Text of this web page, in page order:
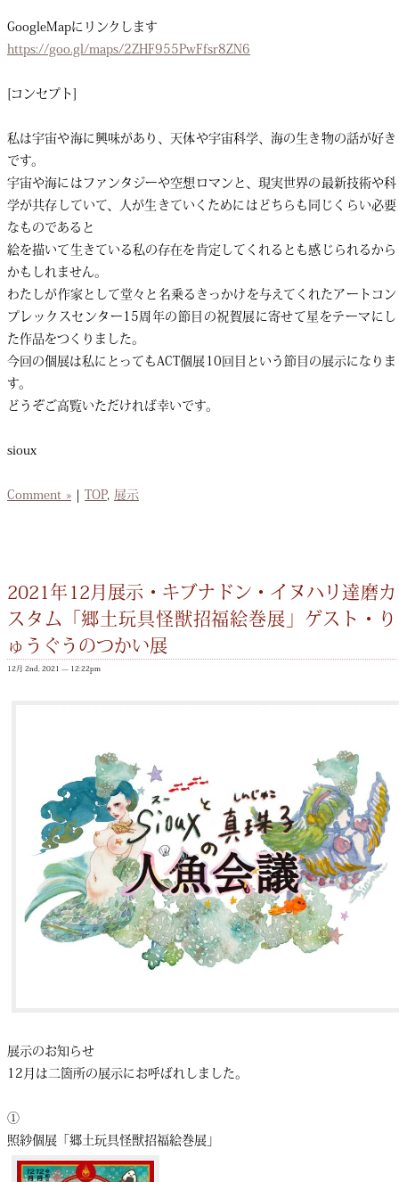
GoogleMapにリンクします
https://goo.gl/maps/2ZHF955PwFfsr8ZN6
[コンセプト]
私は宇宙や海に興味があり、天体や宇宙科学、海の生き物の話が好き
です。
宇宙や海にはファンタジーや空想ロマンと、現実世界の最新技術や科
学が共存していて、人が生きていくためにはどちらも同じくらい必要
なものであると
絵を描いて生きている私の存在を肯定してくれるとも感じられるから
かもしれません。
わたしが作家として堂々と名乗るきっかけを与えてくれたアートコン
プレックスセンター15周年の節目の祝賀展に寄せて星をテーマにし
た作品をつくりました。
今回の個展は私にとってもACT個展10回目という節目の展示になりま
す。
どうぞご高覧いただければ幸いです。
sioux
Comment » | TOP, 展示
2021年12月展示・キブナドン・イヌハリ達磨カ
スタム「郷土玩具怪獣招福絵巻展」ゲスト・り
ゅうぐうのつかい展
12月 2nd, 2021 — 12:22pm
展示のお知らせ
12月は二箇所の展示にお呼ばれしました。
①
照紗個展「郷土玩具怪獣招福絵巻展」